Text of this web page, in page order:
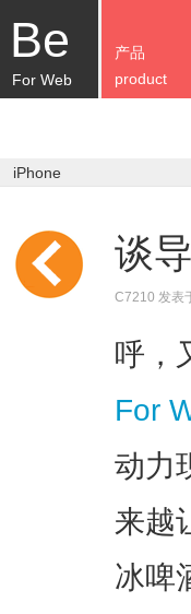
Be
For Web
产品
product
iPhone
谈
C7210 发表
呼，
For
动力
来越
冰啤